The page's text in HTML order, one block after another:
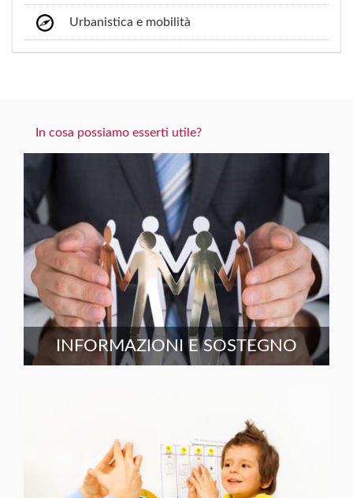
Urbanistica e mobilità
In cosa possiamo esserti utile?
INFORMAZIONI E SOSTEGNO